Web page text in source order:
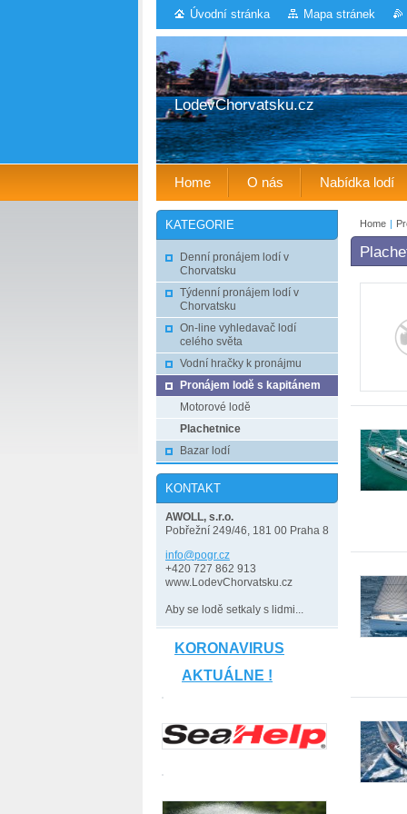
Úvodní stránka Mapa stránek
LodevChorvatsku.cz
Home O nás Nabídka lodí
Home |
KATEGORIE
Denní pronájem lodí v
Chorvatsku
Týdenní pronájem lodí v
Chorvatsku
On-line vyhledavač lodí
celého světa
Vodní hračky k pronájmu
Pronájem lodě s kapitánem
Motorové lodě
Plachetnice
Bazar lodí
KONTAKT
AWOLL, s.r.o.
Pobřežní 249/46, 181 00 Praha 8
info@pogr.cz
+420 727 862 913
www.LodevChorvatsku.cz
Aby se lodě setkaly s lidmi...
KORONAVIRUS
AKTUÁLNE !